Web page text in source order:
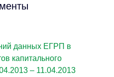
данных ЕГРП в
капитального
– 11.04.2013